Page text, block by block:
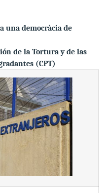
una democràcia de
de la Tortura y de las
(CPT)